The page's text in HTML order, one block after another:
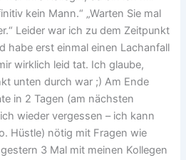
kein Mann.“ „Warten Sie mal
Leider war ich zu dem Zeitpunkt
habe erst einmal einen Lachanfall
wirklich leid tat. Ich glaube,
unten durch war ;) Am Ende
in 2 Tagen (am nächsten
wieder vergessen – ich kann
Hüstle) nötig mit Fragen wie
3 Mal mit meinen Kollegen